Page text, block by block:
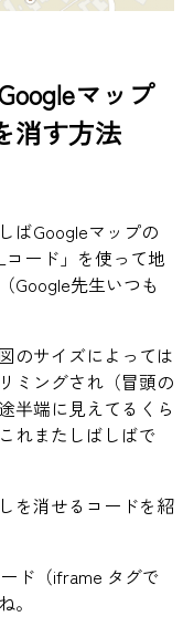
マップ
消す方法
ばGoogleマップの
コード」を使って地
Google先生いつも
のサイズによっては
ミングされ（冒頭の
半端に見えてるくら
れまたしばしばで
を消せるコードを紹
ド（iframe タグで
。